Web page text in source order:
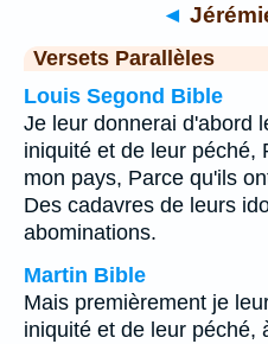
◄
Versets Parallèles
Louis Segond Bible
Je leur donnerai d'abord
iniquité et de leur péché,
mon pays, Parce qu'ils
Des cadavres de leurs
abominations.
Martin Bible
Mais premièrement je
iniquité et de leur péché,